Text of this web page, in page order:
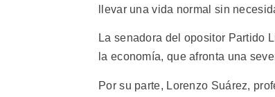
llevar una vida normal sin
La senadora del opositor Partido
la economía, que afronta una
Por su parte, Lorenzo Suárez,